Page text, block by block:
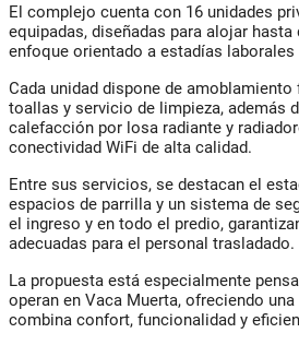
El complejo cuenta con 16 unidades
equipadas, diseñadas para alojar
enfoque orientado a estadías laborales
Cada unidad dispone de
toallas y servicio de limpieza, además
calefacción por losa radiante y
conectividad WiFi de alta calidad.
Entre sus servicios, se destacan el
espacios de parrilla y un sistema de
el ingreso y en todo el predio,
adecuadas para el personal trasladado.
La propuesta está especialmente
operan en Vaca Muerta, ofreciendo
combina confort, funcionalidad y